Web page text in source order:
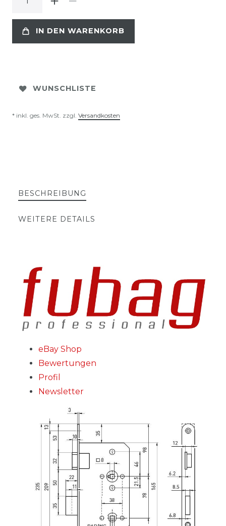
IN DEN WARENKORB
WUNSCHLISTE
* inkl. ges. MwSt. zzgl. Versandkosten
BESCHREIBUNG
WEITERE DETAILS
eBay Shop
Bewertungen
Profil
Newsletter